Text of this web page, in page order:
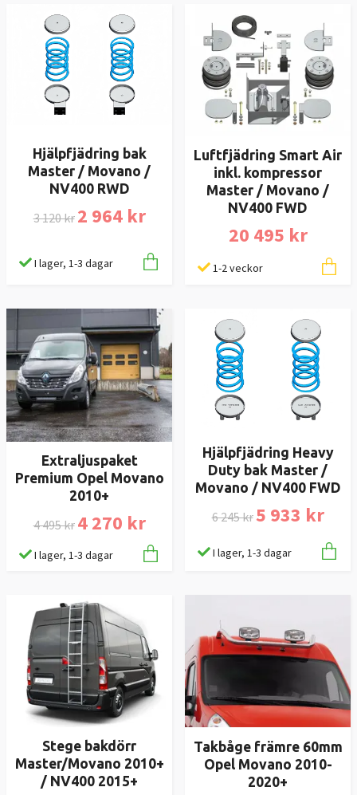
Hjälpfjädring bak
Master / Movano /
NV400 RWD
3 120 kr 2 964 kr
I lager, 1-3 dagar
Luftfjädring Smart Air
inkl. kompressor
Master / Movano /
NV400 FWD
20 495 kr
1-2 veckor
Extraljuspaket
Premium Opel Movano
2010+
4 495 kr 4 270 kr
I lager, 1-3 dagar
Hjälpfjädring Heavy
Duty bak Master /
Movano / NV400 FWD
6 245 kr 5 933 kr
I lager, 1-3 dagar
Stege bakdörr
Master/Movano 2010+
/ NV400 2015+
Takbåge främre 60mm
Opel Movano 2010-
2020+